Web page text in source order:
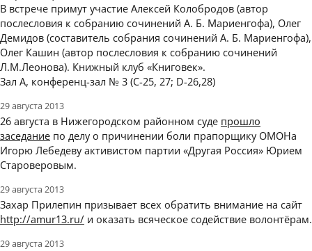
В встрече примут участие Алексей Колобродов (автор
послесловия к собранию сочинений А. Б. Мариенгофа), Олег
Демидов (составитель собрания сочинений А. Б. Мариенгофа),
Олег Кашин (автор послесловия к собранию сочинений
Л.М.Леонова). Книжный клуб «Книговек».
Зал А, конференц-зал № 3 (C-25, 27; D-26,28)
29 августа 2013
26 августа в Нижегородском районном суде прошло
заседание по делу о причинении боли прапорщику ОМОНа
Игорю Лебедеву активистом партии «Другая Россия» Юрием
Староверовым.
29 августа 2013
Захар Прилепин призывает всех обратить внимание на сайт
http://amur13.ru/ и оказать всяческое содействие волонтёрам.
29 августа 2013